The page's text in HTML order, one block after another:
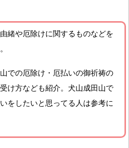
緒や厄除けに関するものなどを
での厄除け・厄払いの御祈祷の
け方なども紹介。犬山成田山で
をしたいと思ってる人は参考に